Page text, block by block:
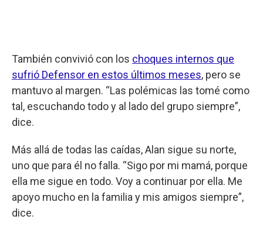
También convivió con los choques internos que
sufrió Defensor en estos últimos meses, pero se
mantuvo al margen. “Las polémicas las tomé como
tal, escuchando todo y al lado del grupo siempre”,
dice.
Más allá de todas las caídas, Alan sigue su norte,
uno que para él no falla. “Sigo por mi mamá, porque
ella me sigue en todo. Voy a continuar por ella. Me
apoyo mucho en la familia y mis amigos siempre”,
dice.